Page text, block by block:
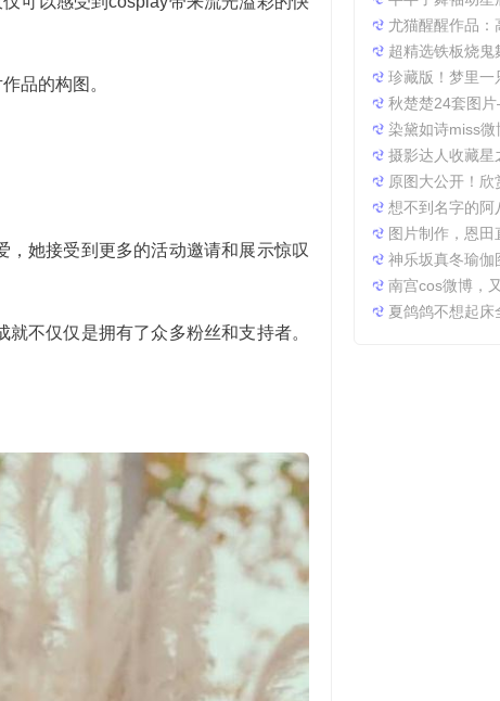
品的构图。
她接受到更多的活动邀请和展示惊叹
不仅仅是拥有了众多粉丝和支持者。
尤猫醒醒作品：高清图
超精选铁板烧鬼舞w素颜
珍藏版！梦里一只
秋楚楚24套图片——清纯素雅
染黛如诗miss微博
摄影达人收藏星之迟迟写真集
原图大公开！欣赏神楽
想不到名字的阿八无下限cos作
图片制作，恩
神乐坂真冬瑜伽图
南宫cos微博，又来更新了
夏鸽鸽不想起床全套